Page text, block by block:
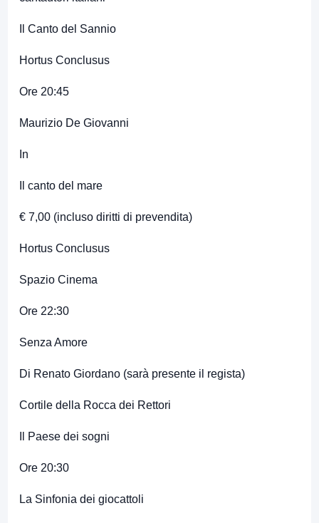
Il Canto del Sannio
Hortus Conclusus
Ore 20:45
Maurizio De Giovanni
In
Il canto del mare
€ 7,00 (incluso diritti di prevendita)
Hortus Conclusus
Spazio Cinema
Ore 22:30
Senza Amore
Di Renato Giordano (sarà presente il regista)
Cortile della Rocca dei Rettori
Il Paese dei sogni
Ore 20:30
La Sinfonia dei giocattoli